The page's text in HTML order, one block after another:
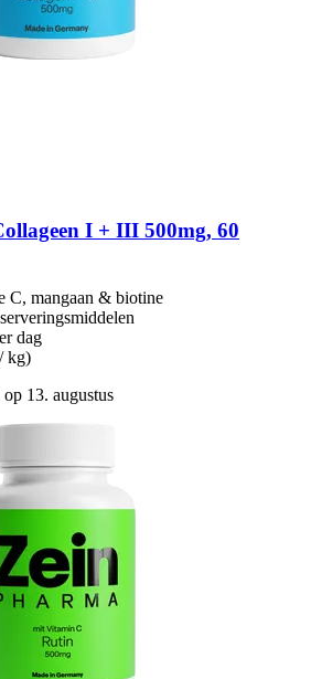
I + III 500mg, 60
C, mangaan & biotine
dag
kg)
13. augustus